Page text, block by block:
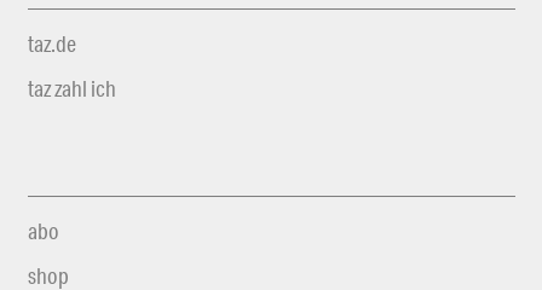
taz.de
taz zahl ich
abo
shop